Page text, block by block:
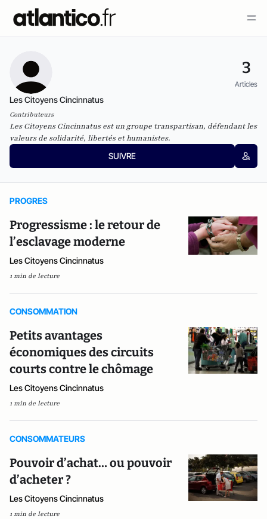
3
Articles
Les Citoyens Cincinnatus
Contributeurs
Les Citoyens Cincinnatus est un groupe transpartisan, défendant les
valeurs de solidarité, libertés et humanistes.
SUIVRE
PROGRES
Progressisme : le retour de
l’esclavage moderne
Les Citoyens Cincinnatus
1 min de lecture
CONSOMMATION
Petits avantages
économiques des circuits
courts contre le chômage
Les Citoyens Cincinnatus
1 min de lecture
CONSOMMATEURS
Pouvoir d’achat… ou pouvoir
d’acheter ?
Les Citoyens Cincinnatus
1 min de lecture